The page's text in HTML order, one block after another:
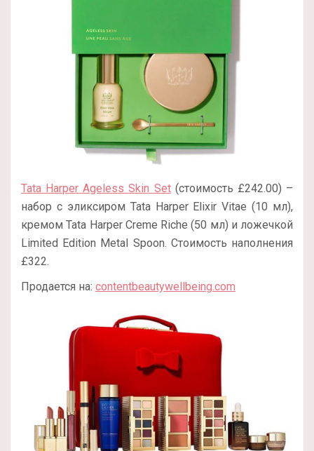
Tata Harper Ageless Skin Set(стоимость £242.00) –
набор с эликсиром Tata Harper Elixir Vitae (10 мл),
кремом Tata Harper Creme Riche (50 мл) и ложечкой
Limited Edition Metal Spoon. Стоимость наполнения
£322.
Продается на: contentbeautywellbeing.com